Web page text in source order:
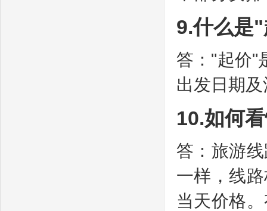
9.什么是
答："起价"
出发日期
10.如何
答：旅游
一样，线
当天价格